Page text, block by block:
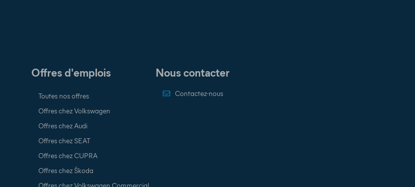
Offres d'emplois
Toutes nos offres
Offres chez Volkswagen
Offres chez Audi
Offres chez SEAT
Offres chez CUPRA
Offres chez Škoda
Nous contacter
Contactez-nous